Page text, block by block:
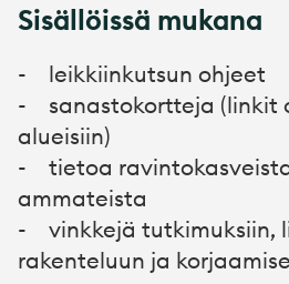
Sisällöissä mukana
- leikkiinkutsun ohjeet
- sanastokortteja (linkit
alueisiin)
- tietoa
ammateista
- vinkkejä tutkimuksiin,
rakenteluun ja